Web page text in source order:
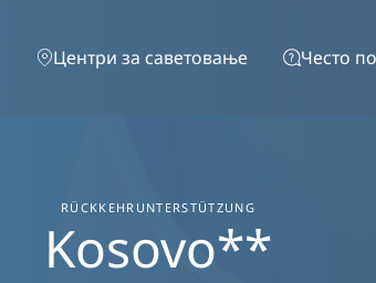
Центри за саветовање Често
RÜCKKEHRUNTERSTÜTZUNG
Kosovo**